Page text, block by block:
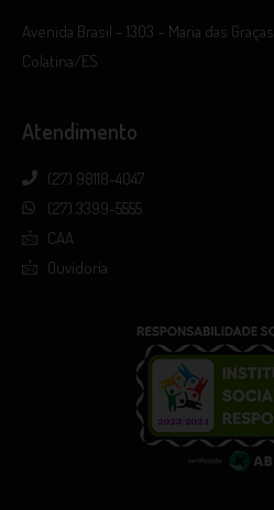
Avenida Brasil – 1303 – Maria das Graças
Colatina/ES
Atendimento
(27) 98118-4047
(27) 3399-5555
CAA
Ouvidoria